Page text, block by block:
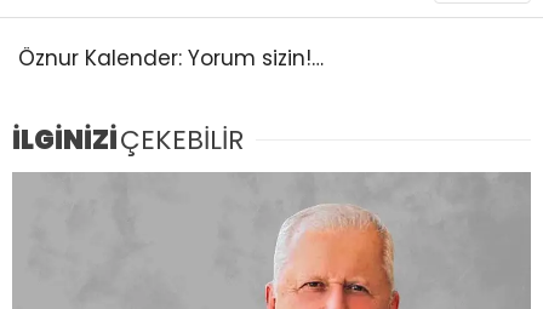
Öznur Kalender: Yorum sizin!…
İLGİNİZİÇEKEBİLİR